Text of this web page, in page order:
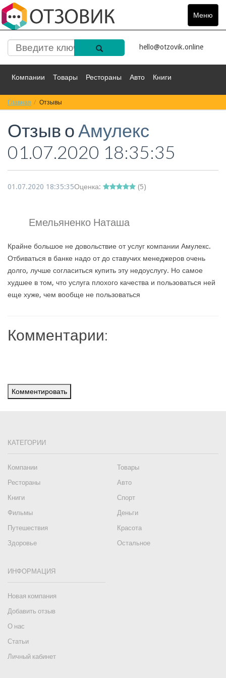
Меню
Toggle
hello@otzovik.online
Компании Товары Рестораны Авто Книги
Спорт Фильмы
Красота Здоровье Остальное
Главная Отзывы
Отзыв оАмулекс
01.07.2020 18:35:35
01.07.2020 18:35:35Оценка: (5)
Емельяненко Наташа
Крайне большое не довольствие от услуг компании Амулекс.
Отбиваться в банке надо от до ставучих менеджеров очень
долго, лучше согласиться купить эту недоуслугу. Но самое
худшее в том, что услуга плохого качества и пользоваться ней
еще хуже, чем вообще не пользоваться
Комментарии:
Комментировать
КАТЕГОРИИ
Компании
Товары
Рестораны
Авто
Книги
Спорт
Фильмы
Деньги
Путешествия
Красота
Здоровье
Остальное
ИНФОРМАЦИЯ
Новая компания
Добавить отзыв
О нас
Статьи
Личный кабинет